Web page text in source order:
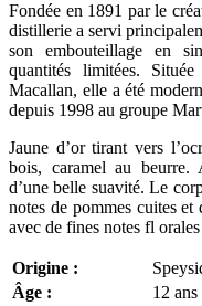
Fondée en 1891 par le
distillerie a servi
son embouteillage en
quantités limitées.
Macallan, elle a été
depuis 1998 au groupe
Jaune d’or tirant vers
bois, caramel au beurre.
d’une belle suavité. Le
notes de pommes cuites
avec de fines notes fl
Origine :
Âge :
12 ans